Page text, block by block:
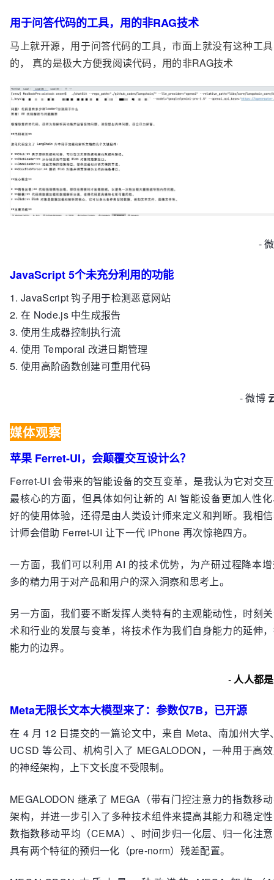
用于问答代码的工具，用的非RAG技术
马上就开源，用于问答代码的工具，市面上就没有这种工
的， 真的是极大方便我阅读代码，用的非RAG技术
-
JavaScript 5个未充分利用的功能
1. JavaScript 钩子用于检测恶意网站
2. 在 Node.js 中生成报告
3. 使用生成器控制执行流
4. 使用 Temporal 改进日期管理
5. 使用高阶函数创建可重用代码
- 微博
媒体观察
苹果 Ferret-UI，会颠覆交互设计么？
Ferret-UI 会带来的智能设备的交互变革，是我认为它对交
最核心的方面，但具体如何让新的 AI 智能设备更加人性
好的使用体验，还得是由人类设计师来定义和判断。我相
计师会借助 Ferret-UI 让下一代 iPhone 再次惊艳四方。
一方面，我们可以利用 AI 的技术优势，为产研过程降本
多的精力用于对产品和用户的深入洞察和思考上。
另一方面，我们要不断发挥人类特有的主观能动性，时刻
术和行业的发展与变革，将技术作为我们自身能力的延伸
能力的边界。
-人人都
Meta无限长文本大模型来了：参数仅7B，已开源
在 4 月 12 日提交的一篇论文中，来自 Meta、南加州大学
UCSD 等公司、机构引入了 MEGALODON，一种用于高
的神经架构，上下文长度不受限制。
MEGALODON 继承了 MEGA（带有门控注意力的指数移
架构，并进一步引入了多种技术组件来提高其能力和稳定
数指数移动平均（CEMA）、时间步归一化层、归一化注
具有两个特征的预归一化（pre-norm）残差配置。